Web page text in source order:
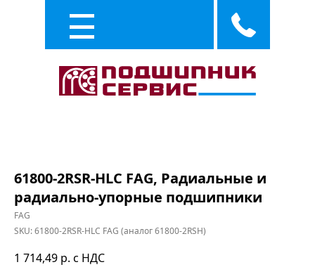
61800-2RSR-HLC FAG, Радиальные и
радиально-упорные подшипники
FAG
SKU:61800-2RSR-HLC FAG (аналог 61800-2RSH)
1 714,49 р. с НДС